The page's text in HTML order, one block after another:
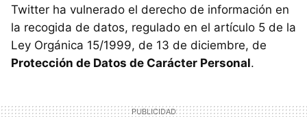
Twitter ha vulnerado el derecho de información en
la recogida de datos, regulado en el artículo 5 de la
Ley Orgánica 15/1999, de 13 de diciembre, de
Protección de Datos de Carácter Personal.